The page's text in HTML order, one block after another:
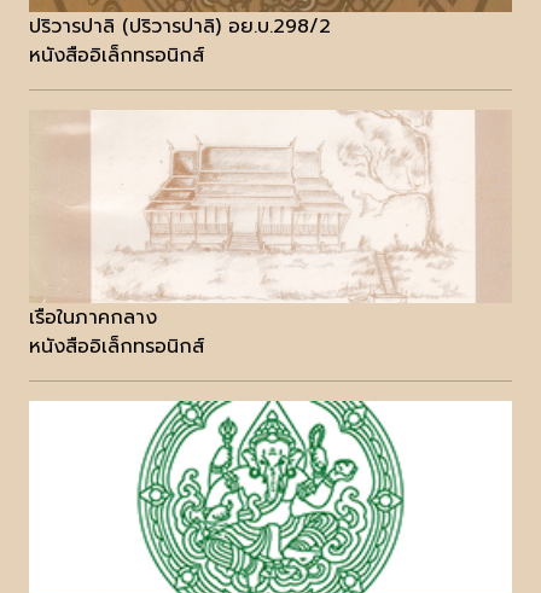
ปริวารปาลิ (ปริวารปาลิ) อย.บ.298/2
หนังสืออิเล็กทรอนิกส์
เรือในภาคกลาง
หนังสืออิเล็กทรอนิกส์